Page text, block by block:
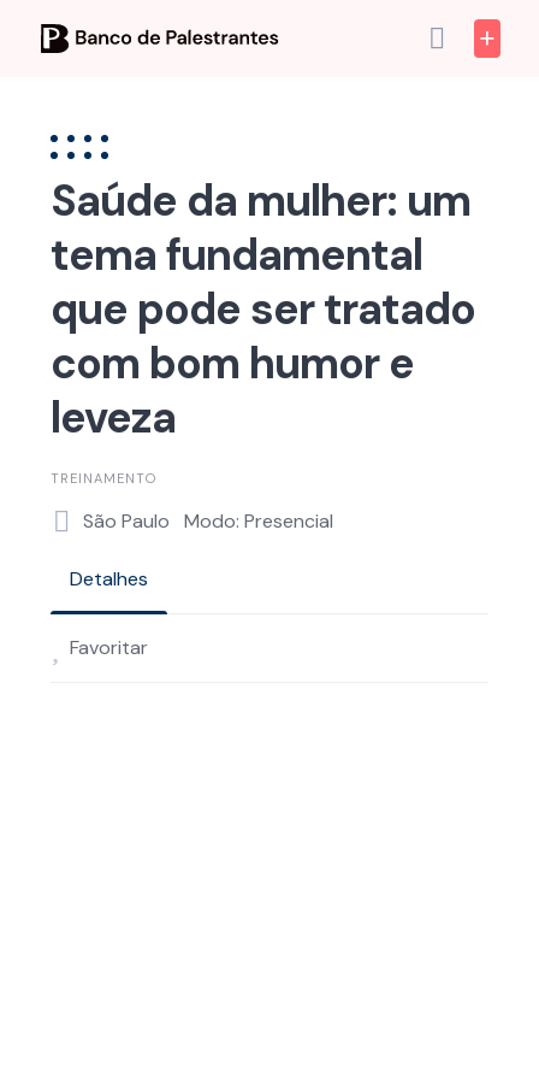
Saúde da mulher: um
tema fundamental
que pode ser tratado
com bom humor e
leveza
TREINAMENTO
São Paulo Modo: Presencial
Detalhes
Favoritar